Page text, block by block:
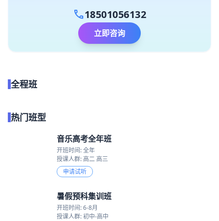
call18501056132
立即咨询
全程班
热门班型
音乐高考全年班
开班时间: 全年
授课人群: 高二 高三
申请试听
暑假预科集训班
开班时间: 6-8月
授课人群: 初中-高中